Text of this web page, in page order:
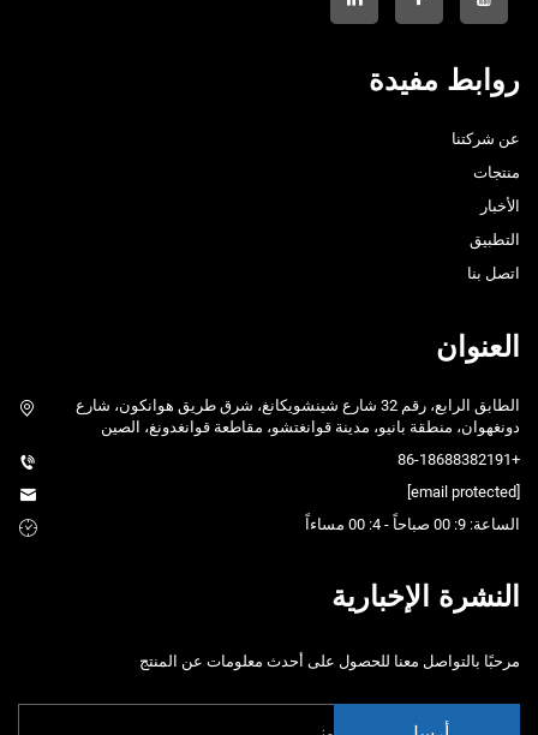
روابط مفيدة
عن شركتنا
منتجات
الأخبار
التطبيق
اتصل بنا
العنوان
الطابق الرابع، رقم 32 شارع شينشويكانغ، شرق طريق هوانكون، شارع
دونغهوان، منطقة بانيو، مدينة قوانغتشو، مقاطعة قوانغدونغ، الصين
+86-18688382191
الساعة: 9: 00 صباحاً - 4: 00 مساءاً
النشرة الإخبارية
مرحبًا بالتواصل معنا للحصول على أحدث معلومات عن المنتج